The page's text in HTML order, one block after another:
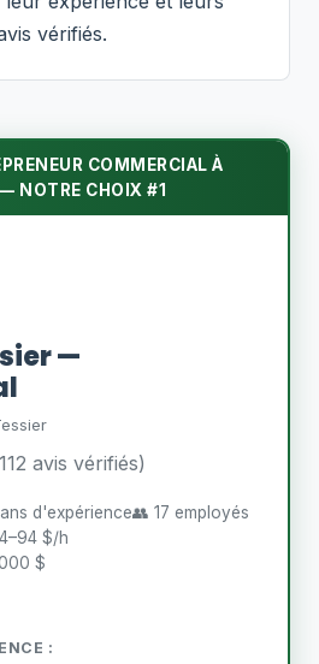
vérifiés.
COMMERCIAL À
NOTRE CHOIX #1
—
avis vérifiés)
d'expérience👥 17 employés
$/h
$
: